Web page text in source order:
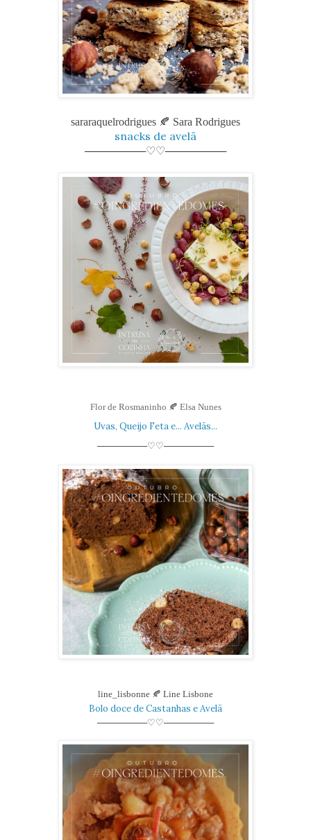
sararaquelrodrigues 🍂 Sara Rodrigues
snacks de avelã
────────♡♡────────
Flor de Rosmaninho 🍂 Elsa Nunes
Uvas, Queijo Feta e... Avelãs...
────────♡♡────────
line_lisbonne 🍂 Line Lisbone
Bolo doce de Castanhas e Avelã
────────♡♡────────